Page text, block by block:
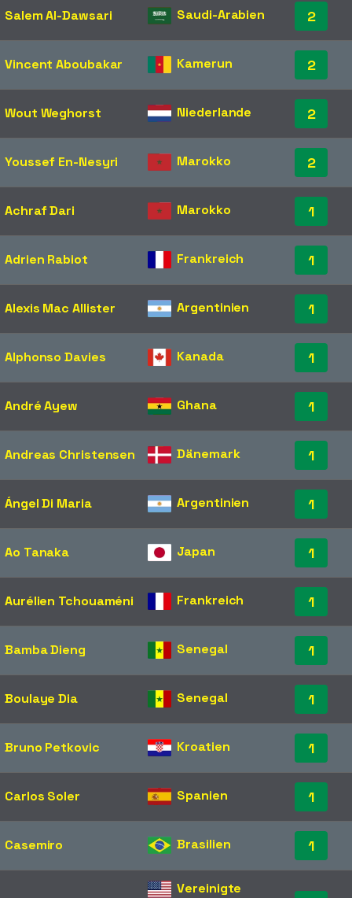
Salem Al-Dawsari Saudi-Arabien 2
Vincent Aboubakar Kamerun 2
Wout Weghorst Niederlande 2
Youssef En-Nesyri Marokko 2
Achraf Dari Marokko 1
Adrien Rabiot Frankreich 1
Alexis Mac Allister Argentinien 1
Alphonso Davies Kanada 1
André Ayew Ghana 1
Andreas Christensen Dänemark 1
Ángel Di Maria Argentinien 1
Ao Tanaka Japan 1
Aurélien Tchouaméni Frankreich 1
Bamba Dieng Senegal 1
Boulaye Dia Senegal 1
Bruno Petkovic Kroatien 1
Carlos Soler Spanien 1
Casemiro Brasilien 1
Vereinigte